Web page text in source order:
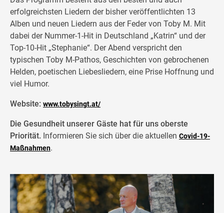
erfolgreichsten Liedern der bisher veröffentlichten 13
Alben und neuen Liedern aus der Feder von Toby M. Mit
dabei der Nummer-1-Hit in Deutschland „Katrin“ und der
Top-10-Hit „Stephanie“. Der Abend verspricht den
typischen Toby M-Pathos, Geschichten von gebrochenen
Helden, poetischen Liebesliedern, eine Prise Hoffnung und
viel Humor.
Website: www.tobysingt.at/
Die Gesundheit unserer Gäste hat für uns oberste
Priorität. Informieren Sie sich über die aktuellen Covid-19-
Maßnahmen.